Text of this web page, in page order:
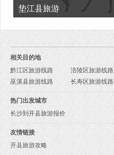
垫江县旅游
相关目的地
黔江区旅游线路
涪陵区旅游线路
巫溪县旅游线路
长寿区旅游线路
热门出发城市
长沙到开县旅游报价
友情链接
开县旅游攻略